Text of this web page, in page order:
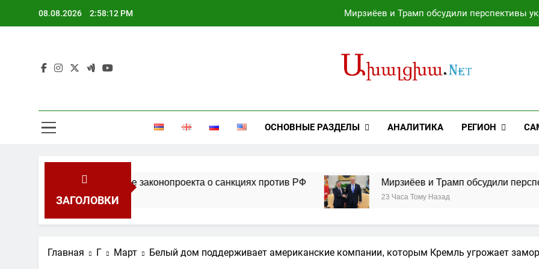
08.08.2026 2:58:12 PM Мирзиёев и Трамп обсудили перспективы
Операция против
ОСНОВНЫЕ РАЗДЕЛЫ АНАЛИТИКА РЕГИОН
ЗАГОЛОВКИ
Сенат США за принятие законопроекта о санкциях против РФ Мирзиёев и Трамп обсудили
23 Часа Тому Назад
Главная Г Март Белый дом поддерживает американские компании, которым Кремль угрожает